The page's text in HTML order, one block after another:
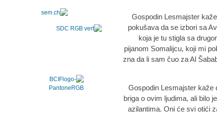
Gospodin Lesmajster
pokušava da se izbori sa
koja je tu stigla sa
pijanom Somalijcu, koji mi
zna da li sam čuo za Al
Gospodin Lesmajster kaže
briga o ovim ljudima, ali bilo
azilantima. Oni će svi otići